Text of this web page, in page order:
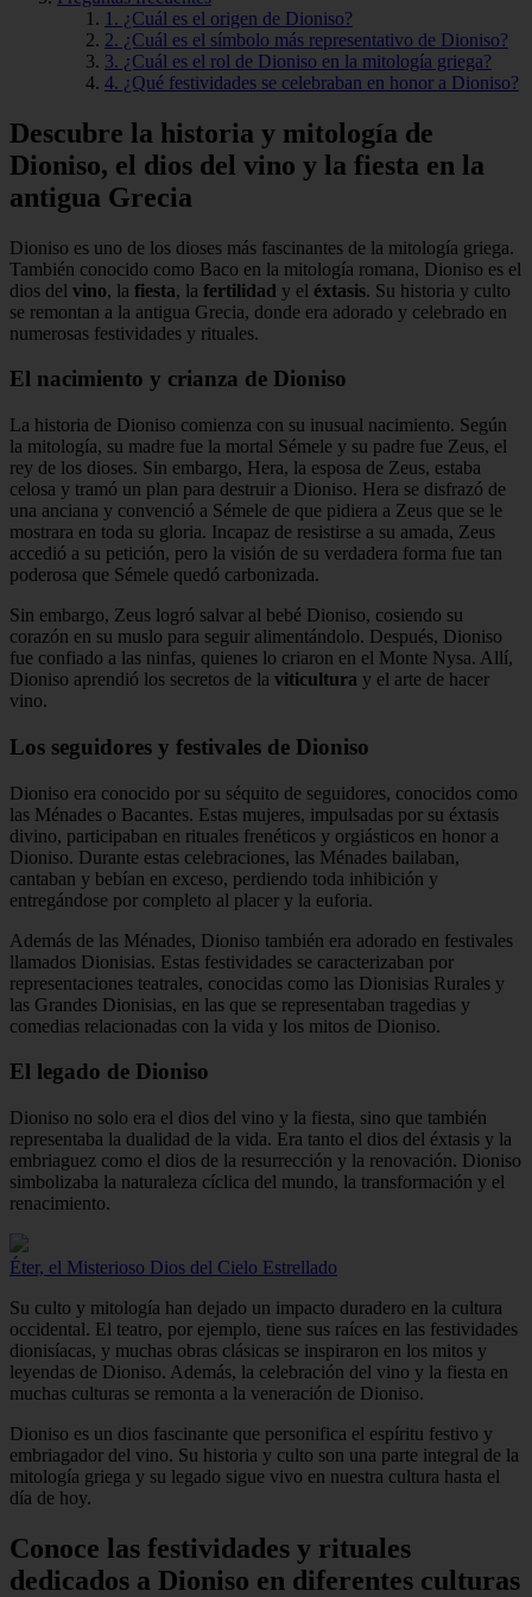
1. ¿Cuál es el origen de Dioniso?
2. ¿Cuál es el símbolo más representativo de Dioniso?
3. ¿Cuál es el rol de Dioniso en la mitología griega?
4. ¿Qué festividades se celebraban en honor a Dioniso?
Descubre la historia y mitología de
Dioniso, el dios del vino y la fiesta en la
antigua Grecia
Dioniso es uno de los dioses más fascinantes de la mitología griega.
También conocido como Baco en la mitología romana, Dioniso es el
dios del vino, la fiesta, la fertilidad y el éxtasis. Su historia y culto
se remontan a la antigua Grecia, donde era adorado y celebrado en
numerosas festividades y rituales.
El nacimiento y crianza de Dioniso
La historia de Dioniso comienza con su inusual nacimiento. Según
la mitología, su madre fue la mortal Sémele y su padre fue Zeus, el
rey de los dioses. Sin embargo, Hera, la esposa de Zeus, estaba
celosa y tramó un plan para destruir a Dioniso. Hera se disfrazó de
una anciana y convenció a Sémele de que pidiera a Zeus que se le
mostrara en toda su gloria. Incapaz de resistirse a su amada, Zeus
accedió a su petición, pero la visión de su verdadera forma fue tan
poderosa que Sémele quedó carbonizada.
Sin embargo, Zeus logró salvar al bebé Dioniso, cosiendo su
corazón en su muslo para seguir alimentándolo. Después, Dioniso
fue confiado a las ninfas, quienes lo criaron en el Monte Nysa. Allí,
Dioniso aprendió los secretos de la viticultura y el arte de hacer
vino.
Los seguidores y festivales de Dioniso
Dioniso era conocido por su séquito de seguidores, conocidos como
las Ménades o Bacantes. Estas mujeres, impulsadas por su éxtasis
divino, participaban en rituales frenéticos y orgiásticos en honor a
Dioniso. Durante estas celebraciones, las Ménades bailaban,
cantaban y bebían en exceso, perdiendo toda inhibición y
entregándose por completo al placer y la euforia.
Además de las Ménades, Dioniso también era adorado en festivales
llamados Dionisias. Estas festividades se caracterizaban por
representaciones teatrales, conocidas como las Dionisias Rurales y
las Grandes Dionisias, en las que se representaban tragedias y
comedias relacionadas con la vida y los mitos de Dioniso.
El legado de Dioniso
Dioniso no solo era el dios del vino y la fiesta, sino que también
representaba la dualidad de la vida. Era tanto el dios del éxtasis y la
embriaguez como el dios de la resurrección y la renovación. Dioniso
simbolizaba la naturaleza cíclica del mundo, la transformación y el
renacimiento.
Éter, el Misterioso Dios del Cielo Estrellado
Su culto y mitología han dejado un impacto duradero en la cultura
occidental. El teatro, por ejemplo, tiene sus raíces en las festividades
dionisíacas, y muchas obras clásicas se inspiraron en los mitos y
leyendas de Dioniso. Además, la celebración del vino y la fiesta en
muchas culturas se remonta a la veneración de Dioniso.
Dioniso es un dios fascinante que personifica el espíritu festivo y
embriagador del vino. Su historia y culto son una parte integral de la
mitología griega y su legado sigue vivo en nuestra cultura hasta el
día de hoy.
Conoce las festividades y rituales
dedicados a Dioniso en diferentes culturas